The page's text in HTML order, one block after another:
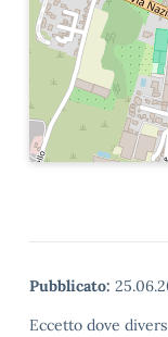
Pubblicato:
Eccetto dove